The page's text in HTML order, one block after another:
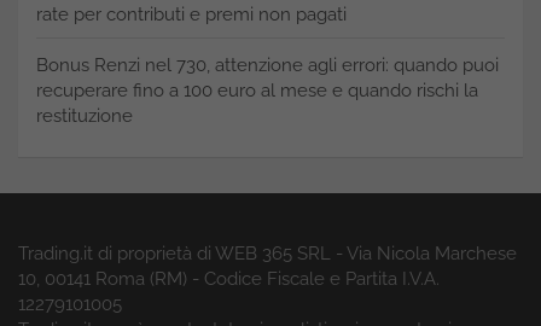
rate per contributi e premi non pagati
Bonus Renzi nel 730, attenzione agli errori: quando puoi
recuperare fino a 100 euro al mese e quando rischi la
restituzione
Trading.it di proprietà di WEB 365 SRL - Via Nicola Marchese
10, 00141 Roma (RM) - Codice Fiscale e Partita I.V.A.
12279101005